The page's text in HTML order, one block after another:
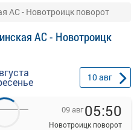
АС - Новотроицк поворот
АС - Новотроицк
10авг
09 авг05:50
Новотроицк поворот